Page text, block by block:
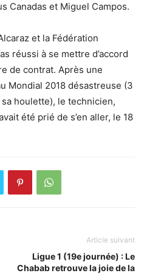
Canadas et Miguel Campos.
et la Fédération
réussi à se mettre d’accord
de contrat. Après une
Mondial 2018 désastreuse (3
houlette), le technicien,
été prié de s’en aller, le 18
Article suivant
Ligue 1 (19e journée) : Le
Chabab retrouve la joie de la